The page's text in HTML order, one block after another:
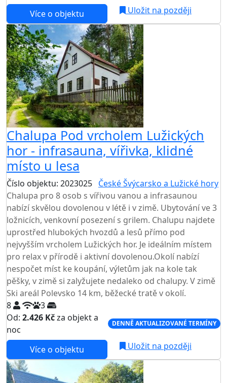
Více o objektu Uložit na později
Chalupa Pod vrcholem Lužických
hor - infrasauna, vířivka, klidné
místo u lesa
Číslo objektu: 2023025 České Švýcarsko a Lužické hory
Chalupa pro 8 osob s vířivou vanou a infrasaunou
nabízí skvělou dovolenou v létě i v zimě. Ubytování ve 3
ložnicích, venkovní posezení s grilem. Chalupu najdete
uprostřed hlubokých hvozdů a lesů přímo pod
nejvyšším vrcholem Lužických hor. Je ideálním místem
pro relax v přírodě i aktivní dovolenou.Okolí nabízí
nespočet míst ke koupání, výletům jak na kole tak
pěšky, v zimě si zalyžujete nedaleko od chalupy. V zimě
Ski areál Polevsko 14 km, běžecké tratě v okolí.
8
3
Od: 2.426 Kčza objekt a
noc
DENNĚ AKTUALIZOVANÉ TERMÍNY
Více o objektu Uložit na později